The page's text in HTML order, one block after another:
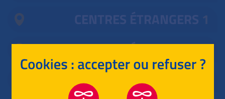
CENTRES ÉTRANGERS 1
CENTRES ÉTRANGERS2
POLYNÉSIE